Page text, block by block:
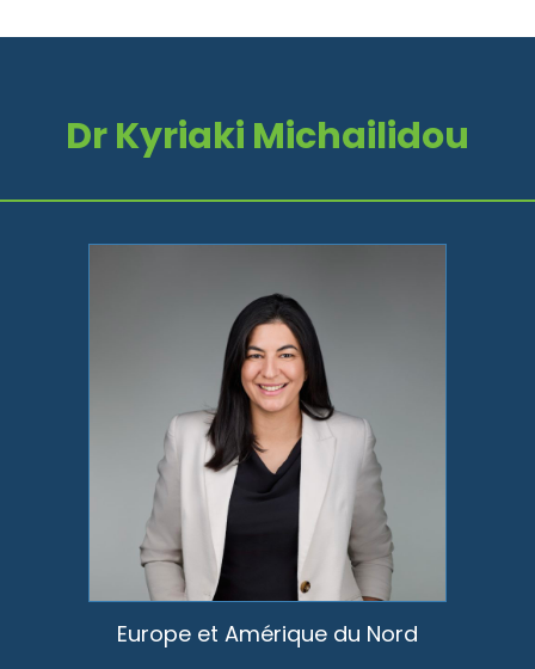
Dr Kyriaki Michailidou
Europe et Amérique du Nord